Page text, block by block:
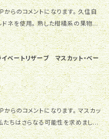
コルク Alc度数 12.5％ 内容量 72
) ブランドについて 「猫
は「酸」をテーマにしたシリーズ。
久住高原が育む美しい酸を最大限表
ました。
のコメントになります。 久住自
ネを使用。 熟した柑橘系の果物の
ル感。 冷涼な久住高原由来のしな
を 最大限表現した白ワインです。
ール銅賞受賞 原料葡萄:シャ
園) Alc:12.5% 容量:720ml
ベートリザーブ マスカット・ベー
のコメントになります。 マスカッ
たちはさらなる可能性を求めまし
貯蔵です。 数ヶ月ステンレスタンク